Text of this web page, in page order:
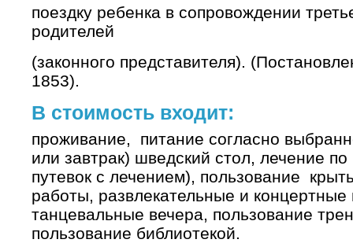
поездку ребенка в сопровождении
родителей
(законного представителя).
1853).
В стоимость входит:
проживание, питание согласно
или завтрак) шведский стол, лечение
путевок с лечением), пользование
работы, развлекательные и
танцевальные вечера, пользование
пользование библиотекой.